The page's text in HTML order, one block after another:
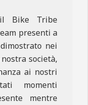
Bike Tribe
presenti a
nei
società,
ai nostri
momenti
mentre